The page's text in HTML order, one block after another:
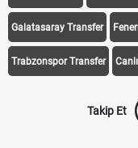
Galatasaray Transfer
Trabzonspor Transfer
Takip Et